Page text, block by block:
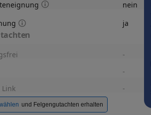
nein
ja
-
-
Link
-
und Felgengutachten erhalten